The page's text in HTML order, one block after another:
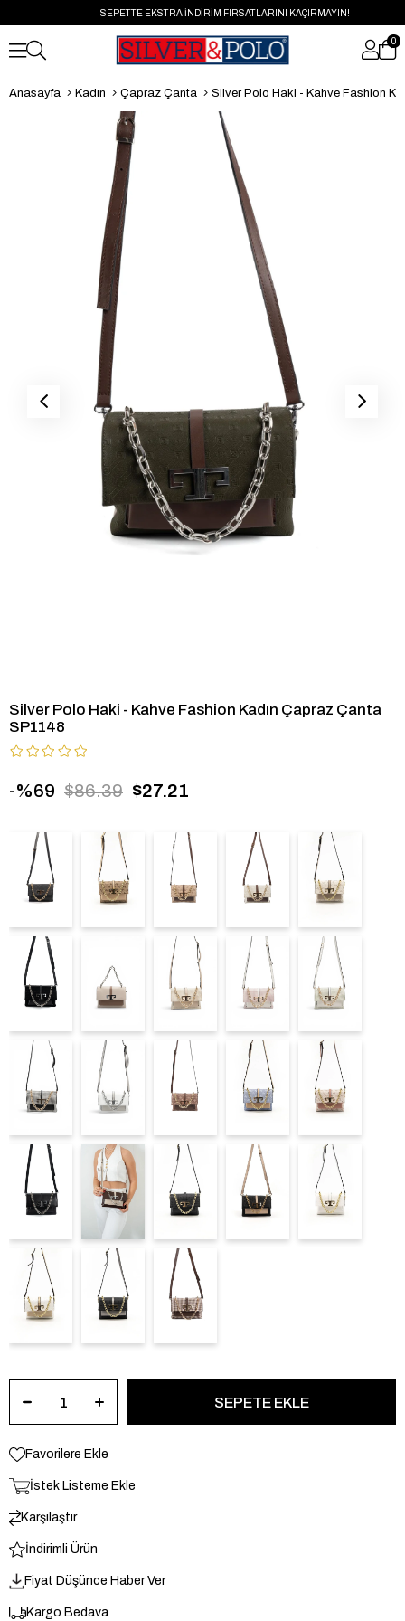
SEPETTE EKSTRA İNDİRİM FIRSATLARINI KAÇIRMAYIN!
0
Anasayfa Kadın Çapraz Çanta Silver Polo Haki - Kahve Fashion Kadın
Silver Polo Haki - Kahve Fashion Kadın Çapraz Çanta
SP1148
69 $86.39 $27.21
Favorilere Ekle
İstek Listeme Ekle
Karşılaştır
İndirimli Ürün
Fiyat Düşünce Haber Ver
Kargo Bedava